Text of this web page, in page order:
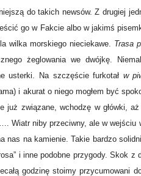
do takich newsów. Z drugiej
go w Fakcie albo w jakimś
wilka morskiego nieciekawe. Trasa
żeglowania we dwójkę.
usterki. Na szczęście furkotał w
i akurat o niego mogłem być
już związane, wchodzę w główki,
Wiatr niby przeciwny, ale w wejściu
nas na kamienie. Takie bardzo
i inne podobne przygody. Skok z
godzinę stoimy przycumowani